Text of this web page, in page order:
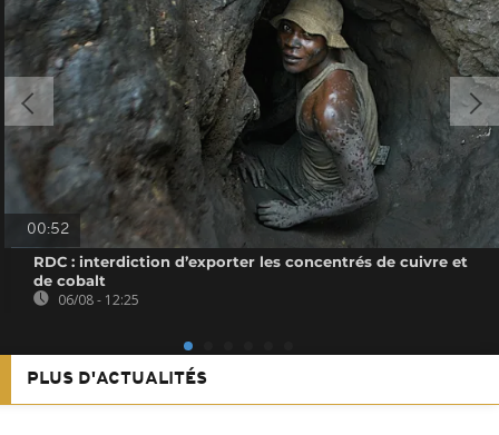
00:52
RDC : interdiction d’exporter les concentrés de cuivre et
de cobalt
06/08 - 12:25
PLUS D'ACTUALITÉS